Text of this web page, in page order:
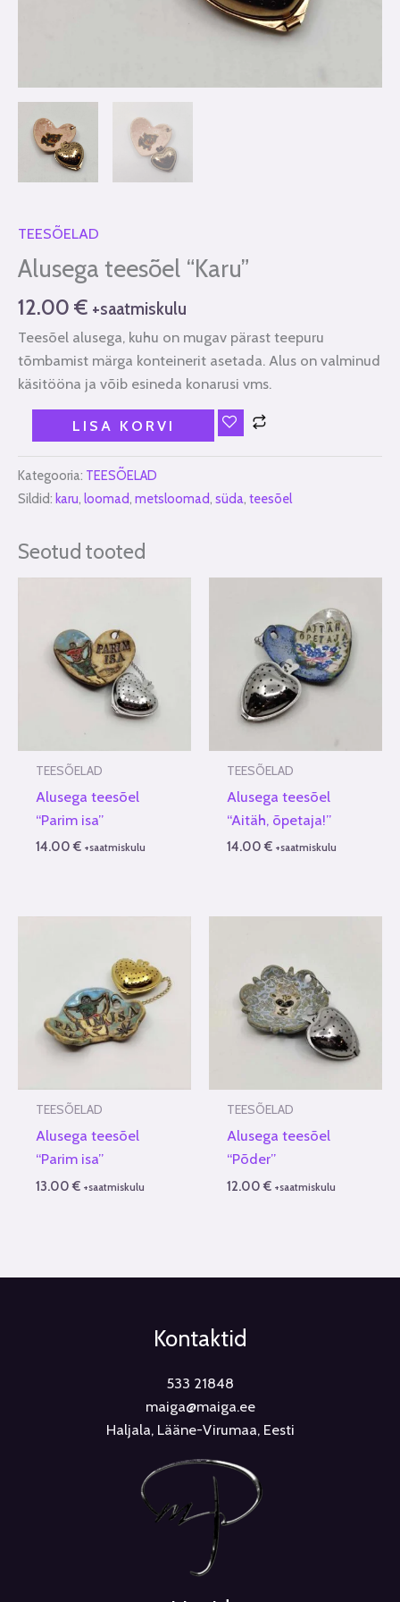
TEESÕELAD
Alusega teesõel “Karu”
12.00 € +saatmiskulu
Teesõel alusega, kuhu on mugav pärast teepuru
tõmbamist märga konteinerit asetada. Alus on valminud
käsitööna ja võib esineda konarusi vms.
LISA KORVI
Kategooria: TEESÕELAD
Sildid: karu, loomad, metsloomad, süda, teesõel
Seotud tooted
TEESÕELAD
Alusega teesõel
“Parim isa”
14.00€ +saatmiskulu
TEESÕELAD
Alusega teesõel
“Aitäh, õpetaja!”
14.00€ +saatmiskulu
TEESÕELAD
Alusega teesõel
“Parim isa”
13.00€ +saatmiskulu
TEESÕELAD
Alusega teesõel
“Põder”
12.00€ +saatmiskulu
Kontaktid
533 21848
maiga@maiga.ee
Haljala, Lääne-Virumaa, Eesti